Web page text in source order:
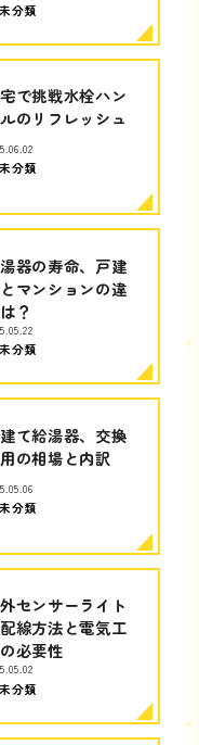
未分類
で挑戦水栓ハン
ルのリフレッシュ
未分類
器の寿命、戸建
マンションの違
？
未分類
て給湯器、交換
の相場と内訳
未分類
センサーライト
線方法と電気工
必要性
未分類